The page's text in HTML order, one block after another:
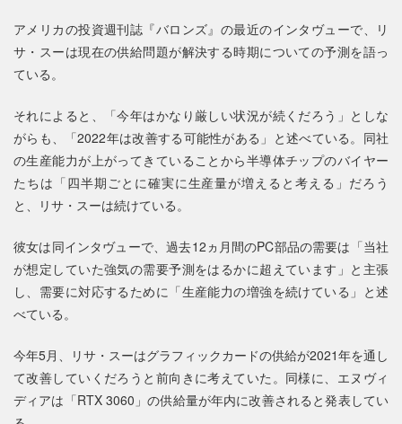
アメリカの投資週刊誌『バロンズ』の最近のインタヴューで、リ
サ・スーは現在の供給問題が解決する時期についての予測を語っ
ている。
それによると、「今年はかなり厳しい状況が続くだろう」としな
がらも、「2022年は改善する可能性がある」と述べている。同社
の生産能力が上がってきていることから半導体チップのバイヤー
たちは「四半期ごとに確実に生産量が増えると考える」だろう
と、リサ・スーは続けている。
彼女は同インタヴューで、過去12ヵ月間のPC部品の需要は「当社
が想定していた強気の需要予測をはるかに超えています」と主張
し、需要に対応するために「生産能力の増強を続けている」と述
べている。
今年5月、リサ・スーはグラフィックカードの供給が2021年を通し
て改善していくだろうと前向きに考えていた。同様に、エヌヴィ
ディアは「RTX 3060」の供給量が年内に改善されると発表してい